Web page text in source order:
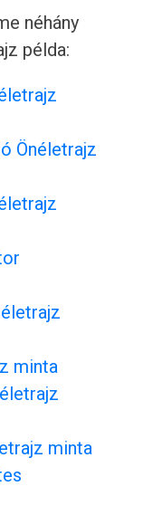
néhány
példa:
Önéletrajz
minta
minta